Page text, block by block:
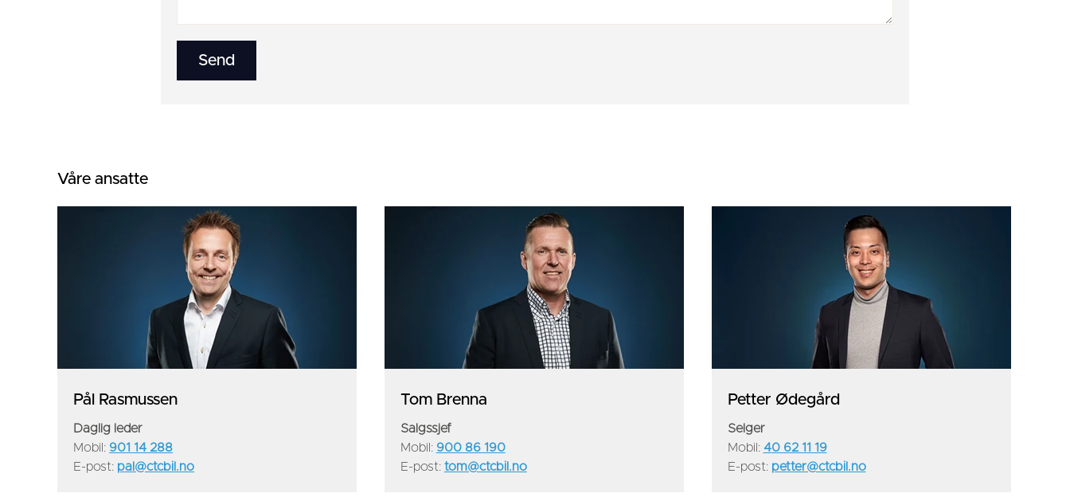
Våre ansatte
Pål Rasmussen
Daglig leder
Mobil: 901 14 288
E-post: pal@ctcbil.no
Tom Brenna
Salgssjef
Mobil: 900 86 190
E-post: tom@ctcbil.no
Petter Ødegård
Selger
Mobil: 40 62 11 19
E-post: petter@ctcbil.no